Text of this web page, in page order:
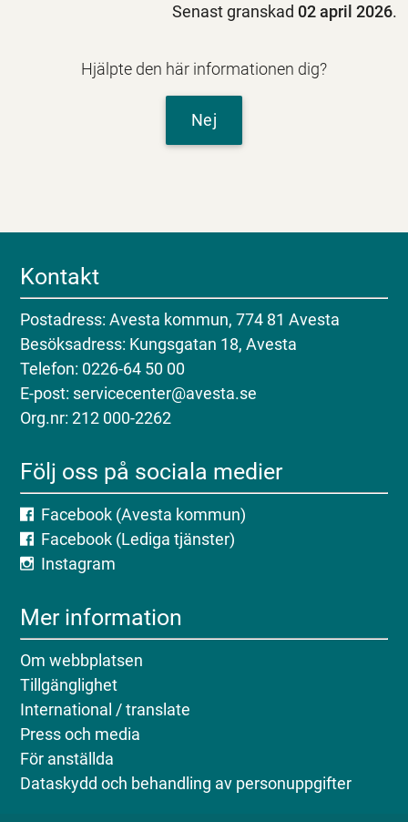
Senast granskad 02 april 2026.
Hjälpte den här informationen dig?
Nej
Kontakt
Postadress: Avesta kommun, 774 81 Avesta
Besöksadress: Kungsgatan 18, Avesta
Telefon: 0226-64 50 00
E-post: servicecenter@avesta.se
Org.nr: 212 000-2262
Följ oss på sociala medier
Facebook (Avesta kommun)
Facebook (Lediga tjänster)
Instagram
Mer information
Om webbplatsen
Tillgänglighet
International / translate
Press och media
För anställda
Dataskydd och behandling av personuppgifter